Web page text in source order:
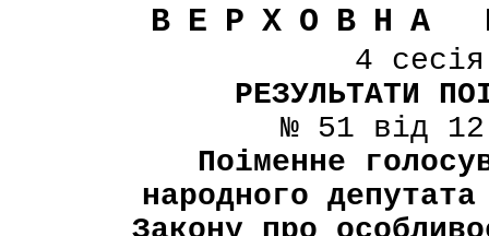
ВЕРХОВНА
4
РЕЗУЛЬТАТИ
№ 51 від
Поіменне
народного